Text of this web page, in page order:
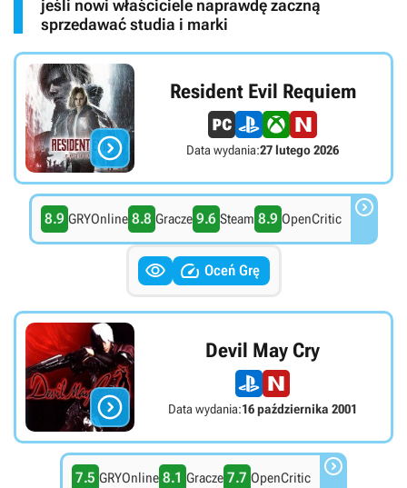
jeśli nowi właściciele naprawdę zaczną
sprzedawać studia i marki

Resident Evil Requiem
Data wydania:27 lutego 2026
8.9 GRYOnline 8.8 Gracze 9.6 Steam 8.9 OpenCritic 
  Oceń Grę

Devil May Cry
Data wydania:16 października 2001
7.5 GRYOnline 8.1 Gracze 7.7 OpenCritic 